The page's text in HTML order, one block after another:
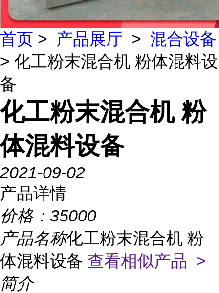
首页 > 产品展厅 > 混合设备
> 化工粉末混合机 粉体混料设
备
化工粉末混合机 粉
体混料设备
2021-09-02
产品详情
价格： 35000
产品名称化工粉末混合机 粉
体混料设备 查看相似产品 >
简介